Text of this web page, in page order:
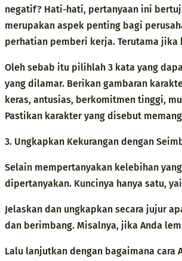
negatif? Hati-hati, pertanyaan ini
merupakan aspek penting bagi
perhatian pemberi kerja. Terutama
Oleh sebab itu pilihlah 3 kata yang
yang dilamar. Berikan gambaran
keras, antusias, berkomitmen tinggi,
Pastikan karakter yang disebut
3. Ungkapkan Kekurangan dengan
Selain mempertanyakan kelebihan
dipertanyakan. Kuncinya hanya satu,
Jelaskan dan ungkapkan secara jujur
dan berimbang. Misalnya, jika Anda
Lalu lanjutkan dengan bagaimana